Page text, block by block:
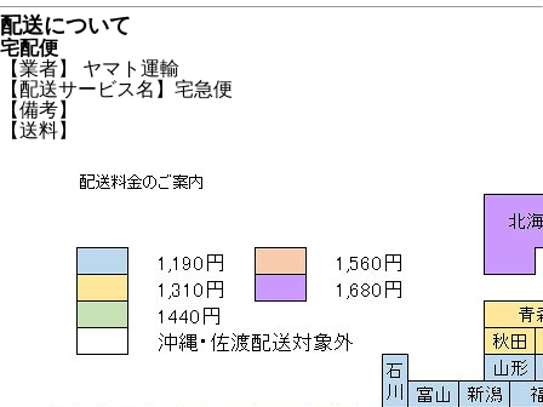
配送について
宅配便
【業者】 ヤマト運輸
【配送サービス名】宅急便
【備考】
【送料】